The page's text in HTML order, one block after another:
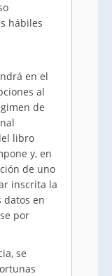
hábiles
en el
al
de
libro
y, en
de uno
inscrita la
datos en
por
se